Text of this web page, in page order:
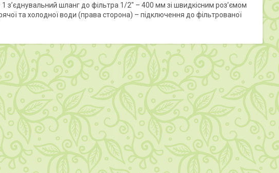
з’єднувальний шланг до фільтра 1/2" – 400 мм зі швидкісним роз’ємом
та холодної води (права сторона) – підключення до фільтрованої